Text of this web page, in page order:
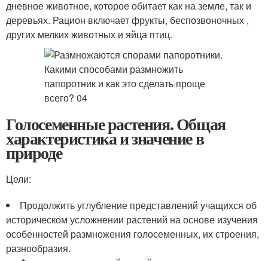
дневное животное, которое обитает как на земле, так и
деревьях. Рацион включает фрукты, беспозвоночных ,
других мелких животных и яйца птиц.
Голосеменные растения. Общая
характеристика и значение в
природе
Цели:
Продолжить углубление представлений учащихся об
историческом усложнении растений на основе изучения
особенностей размножения голосеменных, их строения,
разнообразия.